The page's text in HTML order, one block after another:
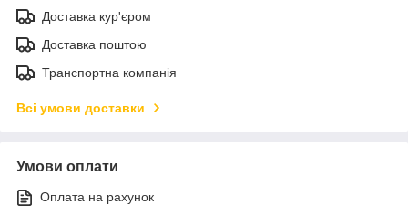
Доставка кур'єром
Доставка поштою
Транспортна компанія
Всі умови доставки
Умови оплати
Оплата на рахунок